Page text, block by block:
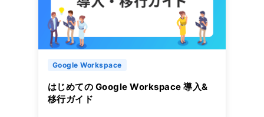
Google Workspace
はじめての Google Workspace 導入&
移行ガイド